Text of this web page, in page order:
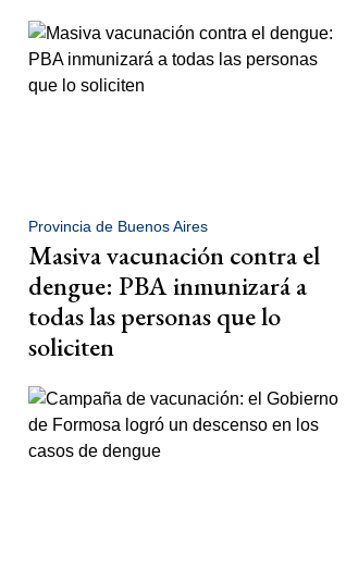
Provincia de Buenos Aires
Masiva vacunación contra el
dengue: PBA inmunizará a
todas las personas que lo
soliciten